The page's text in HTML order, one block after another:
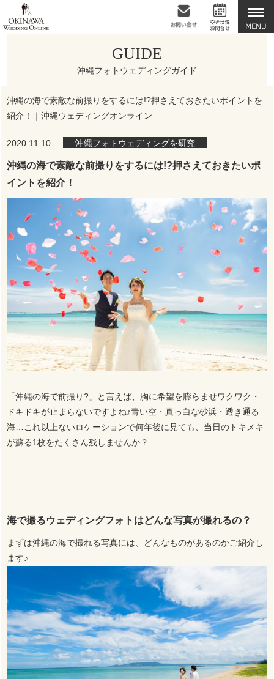
GUIDE
沖縄フォトウェディングガイド
沖縄の海で素敵な前撮りをするには!?押さえておきたいポイントを
紹介！｜沖縄ウェディングオンライン
2020.11.10 沖縄フォトウェディングを研究
沖縄の海で素敵な前撮りをするには!?押さえておきたいポ
イントを紹介！
「沖縄の海で前撮り?」と言えば、胸に希望を膨らませワクワク・
ドキドキが止まらないですよね♪青い空・真っ白な砂浜・透き通る
海…これ以上ないロケーションで何年後に見ても、当日のトキメキ
が蘇る1枚をたくさん残しませんか？
海で撮るウェディングフォトはどんな写真が撮れるの？
まずは沖縄の海で撮れる写真には、どんなものがあるのかご紹介し
ます♪